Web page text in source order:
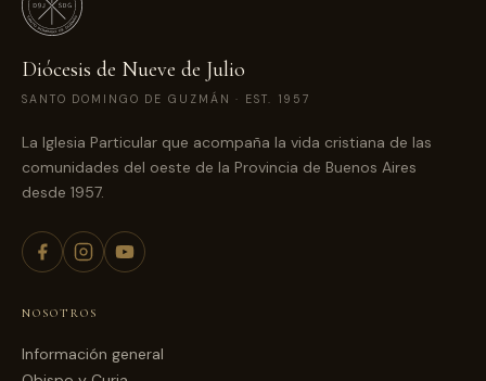
Diócesis de Nueve de Julio
SANTO DOMINGO DE GUZMÁN · EST. 1957
La Iglesia Particular que acompaña la vida cristiana de las
comunidades del oeste de la Provincia de Buenos Aires
desde 1957.
NOSOTROS
Información general